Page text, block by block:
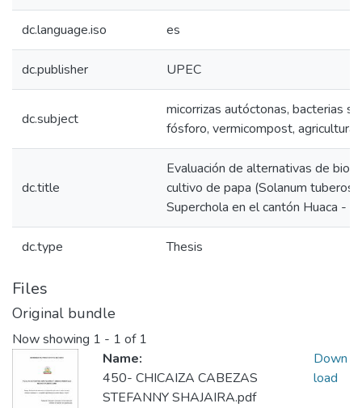
dc.language.iso es
dc.publisher UPEC
dc.subject
micorrizas autóctonas, bacterias
fósforo, vermicompost, agricultura
dc.title
Evaluación de alternativas de
cultivo de papa (Solanum
Superchola en el cantón Huaca -
dc.type Thesis
Files
Original bundle
Now showing 1 - 1 of 1
Name:
450- CHICAIZA CABEZAS
STEFANNY SHAJAIRA.pdf
Down
load